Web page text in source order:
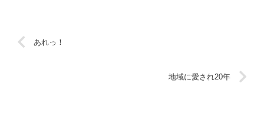
あれっ！
地域に愛され20年